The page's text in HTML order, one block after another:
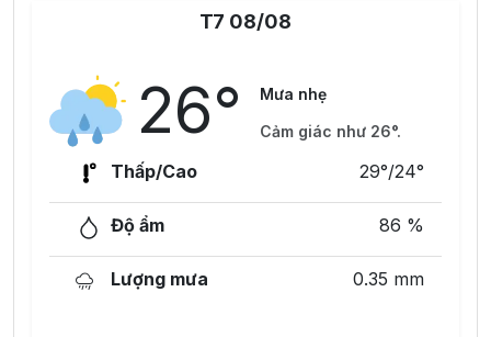
T7 08/08
26°
Mưa nhẹ
Cảm giác như 26°.
Thấp/Cao 29°/24°
Độ ẩm 86 %
Lượng mưa 0.35 mm